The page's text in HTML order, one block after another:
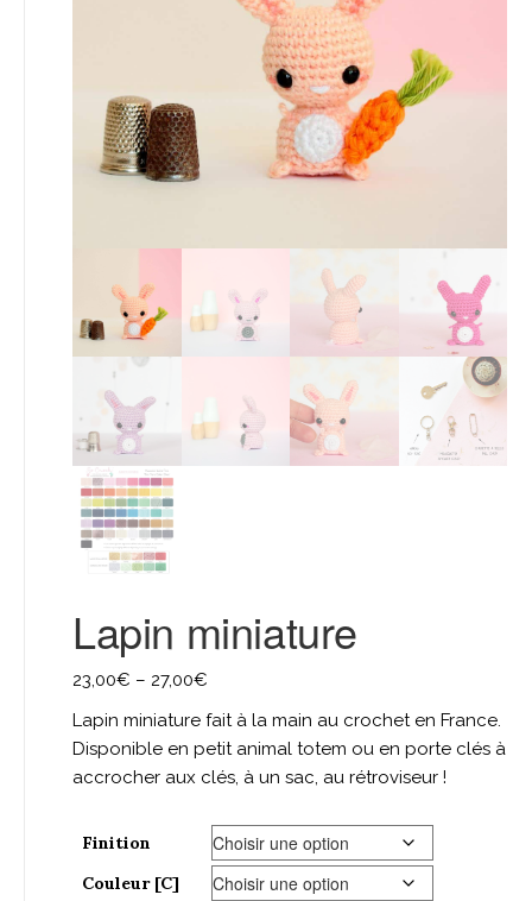
Lapin miniature
23,00€ – 27,00€
Lapin miniature fait à la main au crochet en France.
Disponible en petit animal totem ou en porte clés à
accrocher aux clés, à un sac, au rétroviseur !
Finition
Couleur [C]